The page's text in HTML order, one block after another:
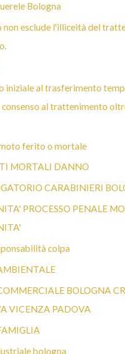
Bologna
non esclude l'illiceità del
iniziale al trasferimento
consenso al trattenimento
ferito o mortale
MORTALI DANNO
CARABINIERI
PROCESSO PENALE
colpa
BOLOGNA
VICENZA PADOVA
bologna